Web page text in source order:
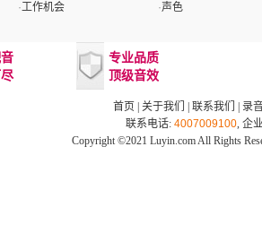
·工作机会
·声色
专业品质
顶级音效
首页 关于我们 联系我们
录
联系电话: 4007009100, 企
Copyright ©2021 Luyin.com All Rights